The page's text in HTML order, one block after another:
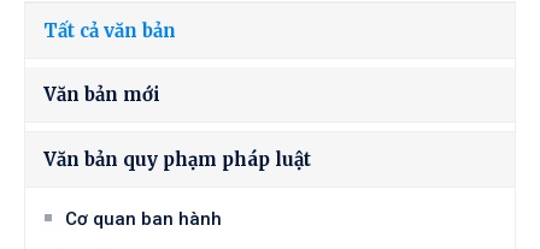
Tất cả văn bản
Văn bản mới
Văn bản quy phạm pháp luật
Cơ quan ban hành